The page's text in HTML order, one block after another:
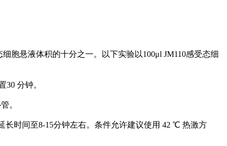
胞悬液体积的十分之一。以下实验以100μl JM110感受态细
30 分钟。
。
时间至8-15分钟左右。条件允许建议使用 42 ℃ 热激方